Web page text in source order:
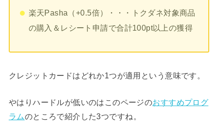
楽天Pasha（+0.5倍）・・・トクダネ対象商品
の購入＆レシート申請で合計100pt以上の獲得
クレジットカードはどれか1つが適用という意味です。
やはりハードルが低いのはこのページのおすすめプログ
ラムのところで紹介した3つですね。